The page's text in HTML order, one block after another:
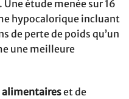
étude menée sur 16
hypocalorique incluant
de perte de poids qu’un
une meilleure
alimentaireset de